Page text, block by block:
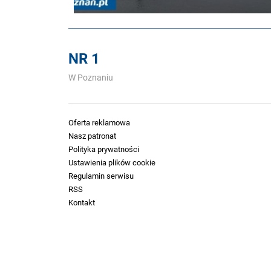
NR 1
W Poznaniu
Oferta reklamowa
Nasz patronat
Polityka prywatności
Ustawienia plików cookie
Regulamin serwisu
RSS
Kontakt